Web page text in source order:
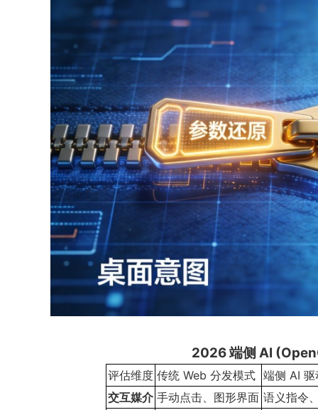
2026 端侧 AI
评估维度 传统 Web 分发模式 端侧 AI
交互媒介 手动点击、图形界面 语义指令